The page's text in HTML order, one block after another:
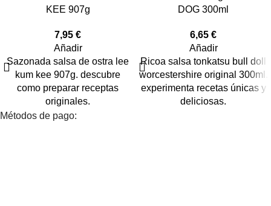
KEE 907g
7,95 €
Añadir
Sazonada salsa de ostra lee
kum kee 907g. descubre
como preparar receptas
originales.
DOG 300ml
6,65 €
Añadir
Ricoa salsa tonkatsu bull doll
worcestershire original 300ml.
experimenta recetas únicas y
deliciosas.
Métodos de pago: